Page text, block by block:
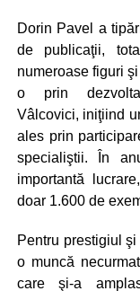
Dorin Pavel a
de publicaţii,
numeroase figuri
o prin
Vâlcovici, iniţiind
ales prin
specialiştii. În
importantă
doar 1.600 de
Pentru prestigiul
o muncă
care şi-a